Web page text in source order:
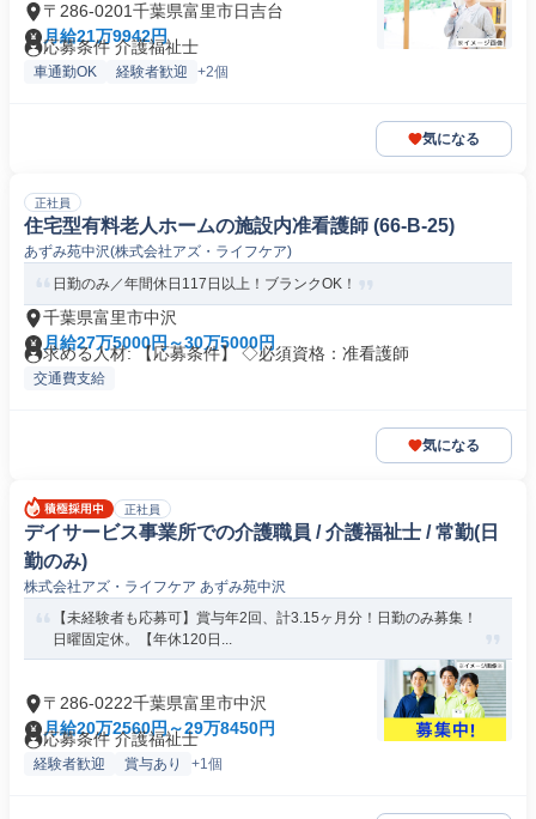
〒286-0201千葉県富里市日吉台
月給21万9942円
応募条件 介護福祉士
車通勤OK 経験者歓迎 +2個
気になる
正社員
住宅型有料老人ホームの施設内准看護師 (66-B-25)
あずみ苑中沢(株式会社アズ・ライフケア)
日勤のみ／年間休日117日以上！ブランクOK！
千葉県富里市中沢
月給27万5000円～30万5000円
求める人材: 【応募条件】 ◇必須資格：准看護師
交通費支給
気になる
正社員
デイサービス事業所での介護職員 / 介護福祉士 / 常勤(日
勤のみ)
株式会社アズ・ライフケア あずみ苑中沢
【未経験者も応募可】賞与年2回、計3.15ヶ月分！日勤のみ募集！
日曜固定休。【年休120日...
〒286-0222千葉県富里市中沢
月給20万2560円～29万8450円
応募条件 介護福祉士
経験者歓迎 賞与あり +1個